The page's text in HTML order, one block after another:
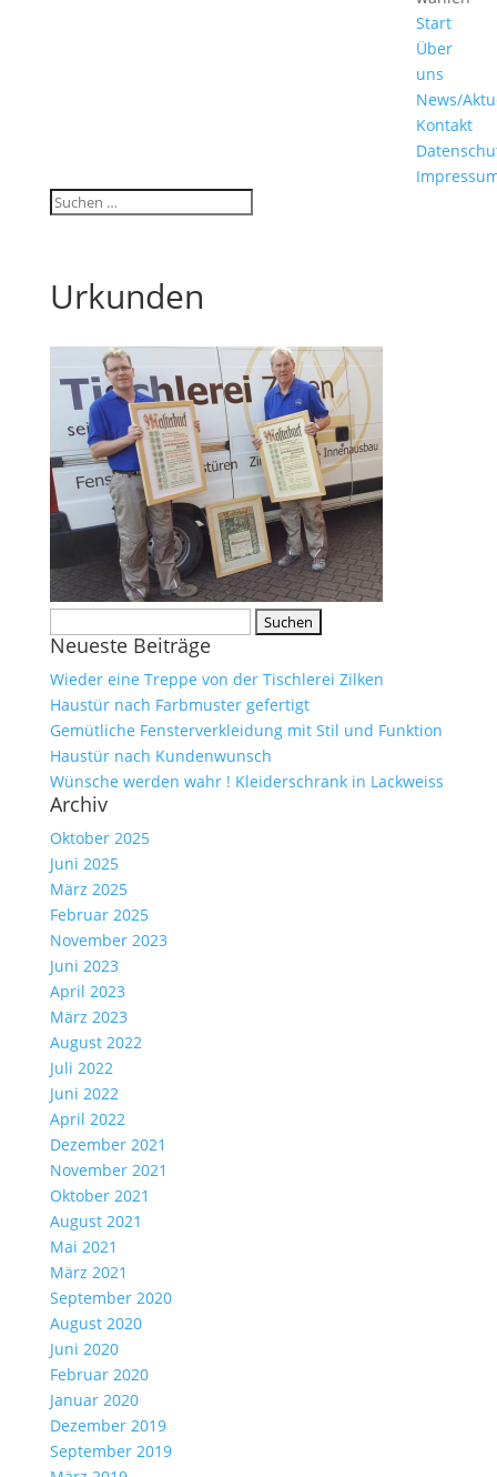
Start
Über
uns
News/
Kontakt
Urkunden
nach:
Neueste Beiträge
Wieder eine Treppe von der Tischlerei Zilken
Haustür nach Farbmuster gefertigt
Gemütliche Fensterverkleidung mit Stil und Funktion
Haustür nach Kundenwunsch
Wünsche werden wahr ! Kleiderschrank in Lackweiss
Archiv
Oktober 2025
Juni 2025
März 2025
Februar 2025
November 2023
Juni 2023
April 2023
März 2023
August 2022
Juli 2022
Juni 2022
April 2022
Dezember 2021
November 2021
Oktober 2021
August 2021
Mai 2021
März 2021
September 2020
August 2020
Juni 2020
Februar 2020
Januar 2020
Dezember 2019
September 2019